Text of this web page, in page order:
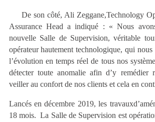
De son côté, Ali Zeggane,Technology
Assurance Head a indiqué : « Nous
nouvelle Salle de Supervision, véritable
opérateur hautement technologique, qui
l’évolution en temps réel de tous nos
détecter toute anomalie afin d’y remédier
veiller au confort de nos clients et cela en
Lancés en décembre 2019, les
18 mois. La Salle de Supervision est